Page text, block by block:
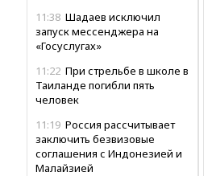
11:38 Шадаев исключил
запуск мессенджера на
«Госуслугах»
11:22 При стрельбе в школе в
Таиланде погибли пять
человек
11:19 Россия рассчитывает
заключить безвизовые
соглашения с Индонезией и
Малайзией